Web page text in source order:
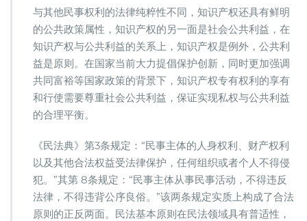
与其他民事权利的法律纯粹性不同，知识产权还具有鲜明
的公共政策属性，知识产权的另一面是社会公共利益，在
知识产权与公共利益的关系上，知识产权是例外，公共利
益是原则。在国家当前大力提倡保护创新，同时更加强调
共同富裕等国家政策的背景下，知识产权专有权利的享有
和行使需要尊重社会公共利益，保证实现私权与公共利益
的合理平衡。
《民法典》第3条规定：“民事主体的人身权利、财产权利
以及其他合法权益受法律保护，任何组织或者个人不得侵
犯。”其第 8条规定：“民事主体从事民事活动，不得违反
法律，不得违背公序良俗。”该两条规定实质上构成了合法
原则的正反两面。民法基本原则在民法领域具有普适性，